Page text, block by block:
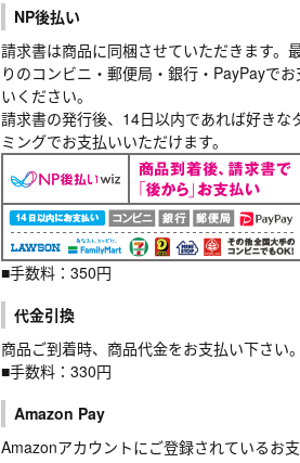
NP後払い
請求書は商品に同梱させていただきます。
りのコンビニ・郵便局・銀行・PayPayでお
いください。
請求書の発行後、14日以内であれば好きな
ミングでお支払いいただけます。
■手数料：350円
代金引換
商品ご到着時、商品代金をお支払い下さい
■手数料：330円
Amazon Pay
Amazonアカウントにご登録されているお